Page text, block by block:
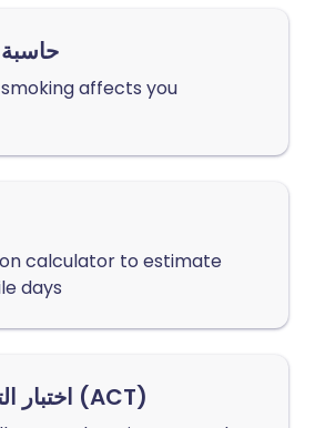
حاسبة
affects you
calculator to estimate
days
اختبار التحكم في الربو (ACT)